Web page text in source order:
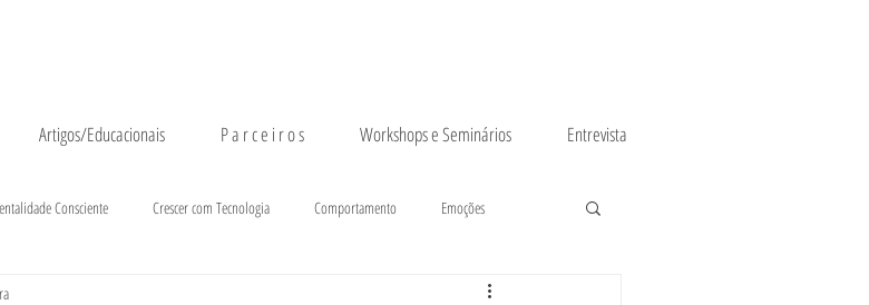
Artigos/Educacionais P a r c e i r o s Workshops e Seminários Entrevista
Consciente Crescer com Tecnologia Comportamento Emoções